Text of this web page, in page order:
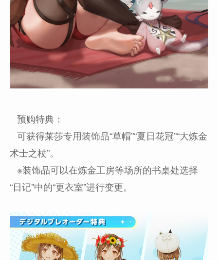
预购特典：
可获得莱莎专用装饰品“草帽”“夏日花冠”“大炼金
术士之杖”。
※装饰品可以在炼金工房等场所的书桌处选择
“日记”中的“更衣室”进行变更。